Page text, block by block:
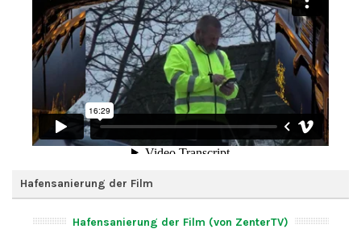
Hafensanierung der Film
Hafensanierung der Film (von ZenterTV)